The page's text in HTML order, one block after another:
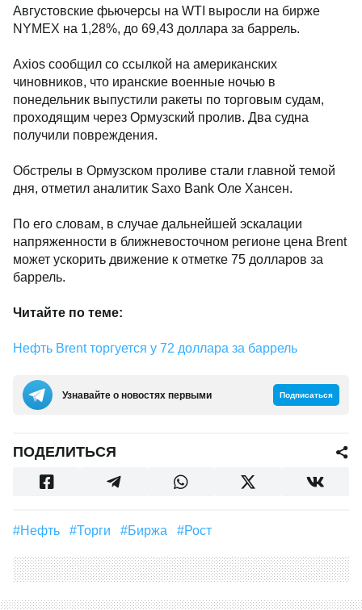
Августовские фьючерсы на WTI выросли на бирже
NYMEX на 1,28%, до 69,43 доллара за баррель.
Axios сообщил со ссылкой на американских
чиновников, что иранские военные ночью в
понедельник выпустили ракеты по торговым судам,
проходящим через Ормузский пролив. Два судна
получили повреждения.
Обстрелы в Ормузском проливе стали главной темой
дня, отметил аналитик Saxo Bank Оле Хансен.
По его словам, в случае дальнейшей эскалации
напряженности в ближневосточном регионе цена Brent
может ускорить движение к отметке 75 долларов за
баррель.
Читайте по теме:
Нефть Brent торгуется у 72 доллара за баррель
Узнавайте о новостях первыми Подписаться
ПОДЕЛИТЬСЯ
#Нефть #Торги #биржа #рост